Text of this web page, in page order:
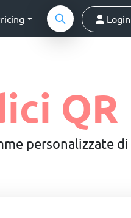
Login
QR
personalizzate